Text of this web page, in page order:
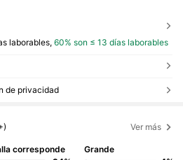
laborables,60% son ≤ 13 días laborables
de privacidad
Ver más
corresponde
Grande